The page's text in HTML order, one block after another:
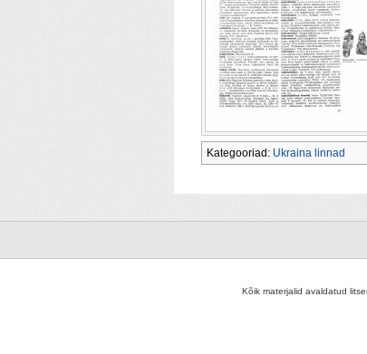
Kategooriad: Ukraina linnad
Kõik materjalid avaldatud